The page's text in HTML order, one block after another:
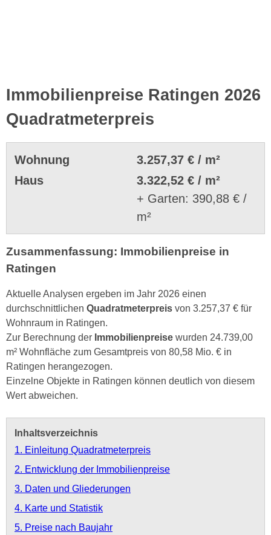
Immobilienpreise Ratingen 2026
Quadratmeterpreis
Wohnung
3.257,37 € / m²
Haus
3.322,52 € / m²
+ Garten: 390,88 € /
m²
Zusammenfassung: Immobilienpreise in
Ratingen
Aktuelle Analysen ergeben im Jahr 2026 einen
durchschnittlichen Quadratmeterpreis von 3.257,37 € für
Wohnraum in Ratingen.
Zur Berechnung der Immobilienpreise wurden 24.739,00
m² Wohnfläche zum Gesamtpreis von 80,58 Mio. € in
Ratingen herangezogen.
Einzelne Objekte in Ratingen können deutlich von diesem
Wert abweichen.
Inhaltsverzeichnis
1. Einleitung Quadratmeterpreis
2. Entwicklung der Immobilienpreise
3. Daten und Gliederungen
4. Karte und Statistik
5. Preise nach Baujahr